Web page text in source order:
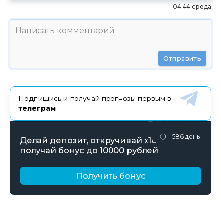
04:44 среда
Отправить
Подпишись и получай прогнозы первым в
телеграм
-586 день
Делай депозит, откручивай х10 и
получай бонус до 10000 рублей
Получить бонус